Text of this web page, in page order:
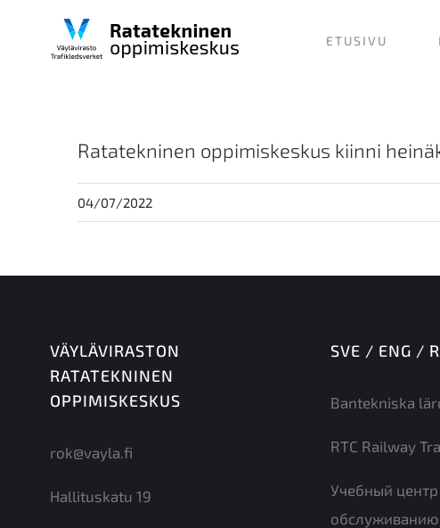
ETUSIVU
Ratatekninen oppimiskeskus kiinni
04/07/2022
VÄYLÄVIRASTON
RATATEKNINEN
OPPIMISKESKUS
rok@vayla.fi
Hallituskatu 19
SVE / ENG /
Bantekniska
RTC Railway
Учебный
обслуживанию